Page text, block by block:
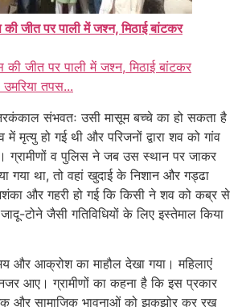
जीत पर पाली में जश्न, मिठाई बांटकर
की जीत पर पाली में जश्न, मिठाई बांटकर
तपस...
संभवतः उसी मासूम बच्चे का हो सकता है
मृत्यु हो गई थी और परिजनों द्वारा शव को गांव
ग्रामीणों व पुलिस ने जब उस स्थान पर जाकर
गया था, तो वहां खुदाई के निशान और गड्ढा
और गहरी हो गई कि किसी ने शव को कब्र से
टोने जैसी गतिविधियों के लिए इस्तेमाल किया
और आक्रोश का माहौल देखा गया। महिलाएं
आए। ग्रामीणों का कहना है कि इस प्रकार
और सामाजिक भावनाओं को झकझोर कर रख